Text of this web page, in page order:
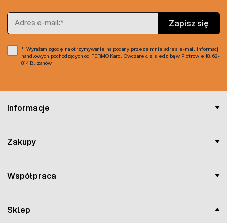
Sklep
Informacje
Zakupy
Współpraca
Adres e-mail
Zapisz się
Wyrażam zgodę na otrzymywanie na podany przeze mnie adres e-mail informacji
handlowych pochodzących od FERMO Karol Owczarek, z siedzibą w Piotrowie 18, 62-
814 Blizanów.